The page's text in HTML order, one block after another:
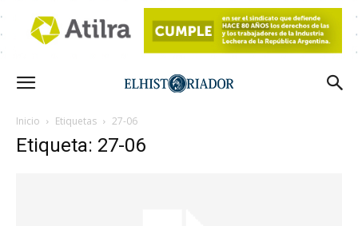
Inicio Etiquetas 27-06
Etiqueta: 27-06